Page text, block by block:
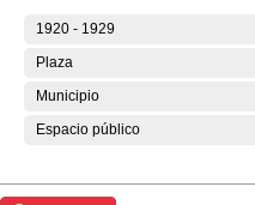
1920 - 1929
Plaza
Municipio
Espacio público